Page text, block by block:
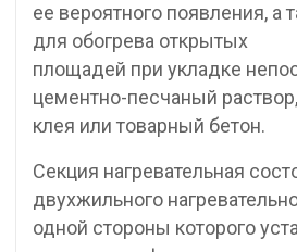
ее вероятного появления, а
для обогрева открытых
площадей при укладке
цементно-песчаный
клея или товарный бетон.
Секция нагревательная
двухжильного
одной стороны которого